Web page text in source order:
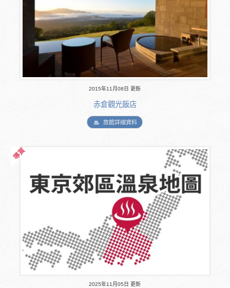
2015年11月08日 更新
赤倉觀光飯店
旅館詳細資料
2025年11月05日 更新